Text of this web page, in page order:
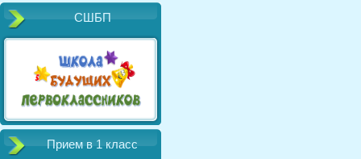
СШБП
Прием в 1 класс